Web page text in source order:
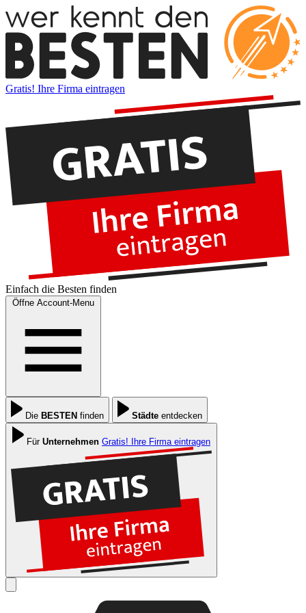
Gratis! Ihre Firma eintragen
Einfach die Besten finden
Öffne Account-Menu
Die BESTEN finden Städte entdecken
Für Unternehmen Gratis! Ihre Firma eintragen